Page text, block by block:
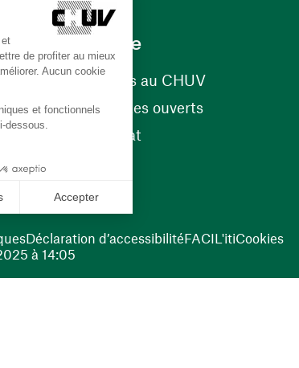
fenêtre)
Carrière
Carrières au CHUV(ouvre une
Nos postes ouverts(ouvre une
Bénévolat
à 14:05
Déclaration d’accessibilitéFACIL'itiCookies